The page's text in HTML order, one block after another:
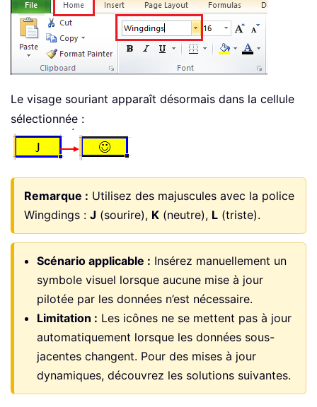
Le visage souriant apparaît désormais dans la cellule
sélectionnée :
Remarque : Utilisez des majuscules avec la police
Wingdings : J (sourire), K (neutre), L (triste).
Scénario applicable : Insérez manuellement un
symbole visuel lorsque aucune mise à jour
pilotée par les données n’est nécessaire.
Limitation : Les icônes ne se mettent pas à jour
automatiquement lorsque les données sous-
jacentes changent. Pour des mises à jour
dynamiques, découvrez les solutions suivantes.